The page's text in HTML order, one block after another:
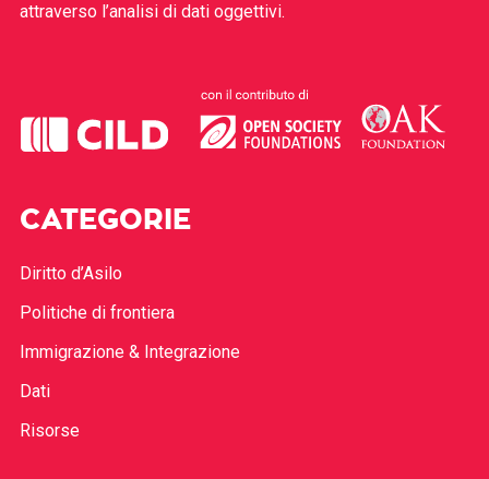
attraverso l’analisi di dati oggettivi.
CATEGORIE
Diritto d’Asilo
Politiche di frontiera
Immigrazione & Integrazione
Dati
Risorse